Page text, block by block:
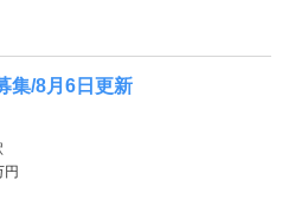
集/8月6日更新
円